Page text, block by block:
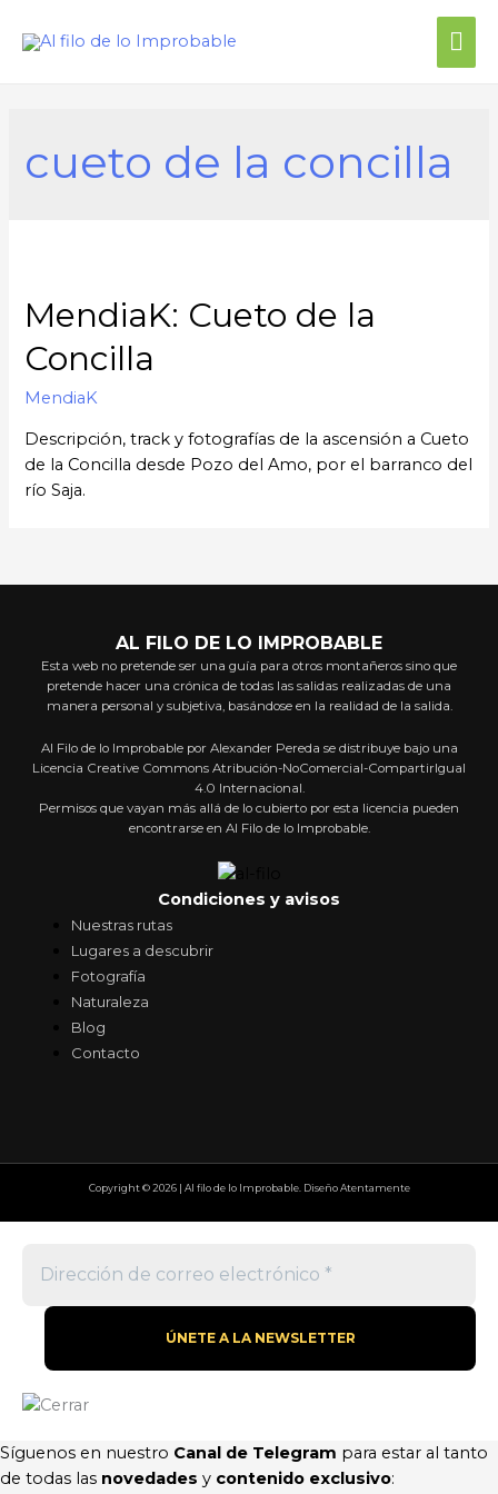
cueto de la concilla
MendiaK: Cueto de la
Concilla
MendiaK
Descripción, track y fotografías de la ascensión a Cueto
de la Concilla desde Pozo del Amo, por el barranco del
río Saja.
AL FILO DE LO IMPROBABLE
Esta web no pretende ser una guía para otros montañeros sino que
pretende hacer una crónica de todas las salidas realizadas de una
manera personal y subjetiva, basándose en la realidad de la salida.
Al Filo de lo Improbable por Alexander Pereda se distribuye bajo una
Licencia Creative Commons Atribución-NoComercial-CompartirIgual
4.0 Internacional.
Permisos que vayan más allá de lo cubierto por esta licencia pueden
encontrarse en Al Filo de lo Improbable.
Condiciones y avisos
Nuestras rutas
Lugares a descubrir
Fotografía
Naturaleza
Blog
Contacto
Copyright © 2026 | Al filo de lo Improbable. Diseño Atentamente
Síguenos en nuestro Canal de Telegram para estar al tanto
de todas las novedades y contenido exclusivo: